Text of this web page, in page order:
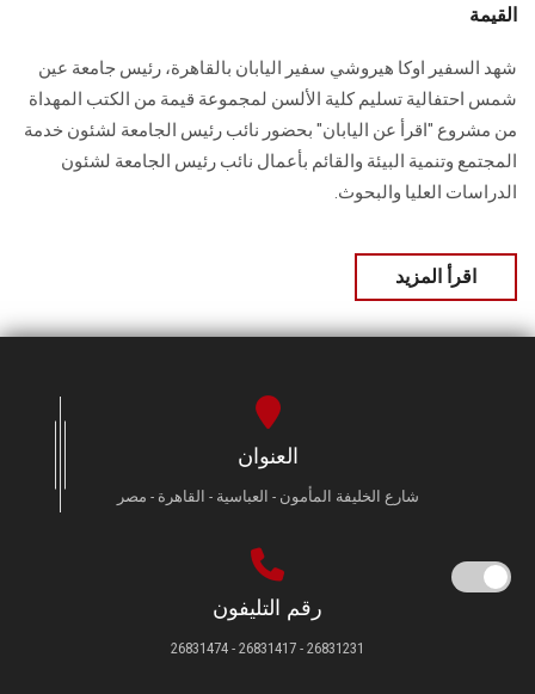
القيمة
شهد السفير اوكا هيروشي سفير اليابان بالقاهرة، رئيس جامعة ‏عين
شمس احتفالية تسليم كلية الألسن لمجموعة قيمة من الكتب المهداة
من مشروع "اقرأ عن ‏اليابان" بحضور نائب رئيس الجامعة لشئون خدمة
المجتمع وتنمية البيئة ‏والقائم بأعمال نائب رئيس الجامعة لشئون
الدراسات العليا والبحوث.
اقرأ المزيد
العنوان
شارع الخليفة المأمون - العباسية - القاهرة - مصر
رقم التليفون
26831231 - 26831417 - 26831474